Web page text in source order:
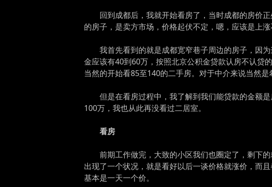
回到成都后，我就开始看房了，当时成都的房价
的房子，是卖方市场，价格起伏不定，嗯，应该是上涨
我首先看到的就是成都宽窄巷子周边的房子，因
金应该有40到60万，按照北京公积金贷款认房不认贷
当然的开始看85至140的二手房。对于中介来说当然
但是在看房过程中，我了解到我们能贷款的金额
100万，我也从此再没看过二居室。
看房
前期工作做完，大致的小区我们也圈定了，剩下
出现了一个状况，就是看好以后一谈价格就涨价，而
基本是一天一个价。